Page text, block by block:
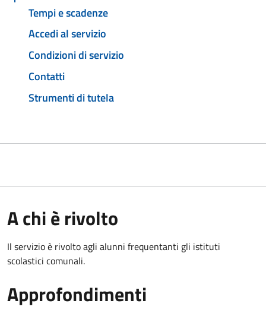
Tempi e scadenze
Accedi al servizio
Condizioni di servizio
Contatti
Strumenti di tutela
A chi è rivolto
Il servizio è rivolto agli alunni frequentanti gli istituti
scolastici comunali.
Approfondimenti